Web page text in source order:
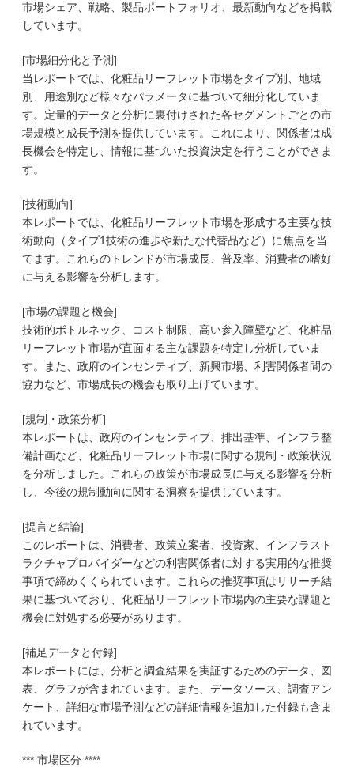
市場シェア、戦略、製品ポートフォリオ、最新動向などを掲載
しています。
[市場細分化と予測]
当レポートでは、化粧品リーフレット市場をタイプ別、地域
別、用途別など様々なパラメータに基づいて細分化していま
す。定量的データと分析に裏付けされた各セグメントごとの市
場規模と成長予測を提供しています。これにより、関係者は成
長機会を特定し、情報に基づいた投資決定を行うことができま
す。
[技術動向]
本レポートでは、化粧品リーフレット市場を形成する主要な技
術動向（タイプ1技術の進歩や新たな代替品など）に焦点を当
てます。これらのトレンドが市場成長、普及率、消費者の嗜好
に与える影響を分析します。
[市場の課題と機会]
技術的ボトルネック、コスト制限、高い参入障壁など、化粧品
リーフレット市場が直面する主な課題を特定し分析していま
す。また、政府のインセンティブ、新興市場、利害関係者間の
協力など、市場成長の機会も取り上げています。
[規制・政策分析]
本レポートは、政府のインセンティブ、排出基準、インフラ整
備計画など、化粧品リーフレット市場に関する規制・政策状況
を分析しました。これらの政策が市場成長に与える影響を分析
し、今後の規制動向に関する洞察を提供しています。
[提言と結論]
このレポートは、消費者、政策立案者、投資家、インフラスト
ラクチャプロバイダーなどの利害関係者に対する実用的な推奨
事項で締めくくられています。これらの推奨事項はリサーチ結
果に基づいており、化粧品リーフレット市場内の主要な課題と
機会に対処する必要があります。
[補足データと付録]
本レポートには、分析と調査結果を実証するためのデータ、図
表、グラフが含まれています。また、データソース、調査アン
ケート、詳細な市場予測などの詳細情報を追加した付録も含ま
れています。
*** 市場区分 ****